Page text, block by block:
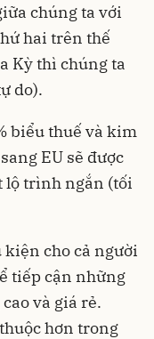
chúng ta với
hai trên thế
Kỳ thì chúng ta
do).
biểu thuế và kim
EU sẽ được
lộ trình ngắn (tối
kiện cho cả người
tiếp cận những
và giá rẻ.
hơn trong